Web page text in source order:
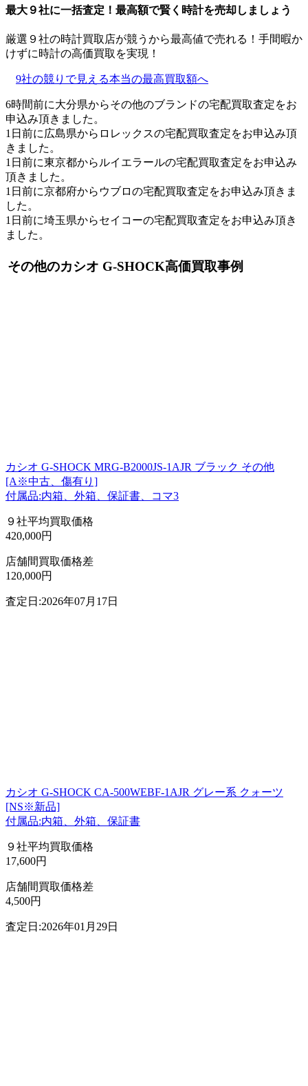
最大９社に一括査定！ 最高額で賢く時計を売却しましょう
厳選９社の時計買取店が競うから最高値で売れる！手間暇か
けずに時計の高価買取を実現！
9社の競りで見える本当の最高買取額へ
6時間前に大分県からその他のブランドの宅配買取査定をお
申込み頂きました。
1日前に広島県からロレックスの宅配買取査定をお申込み頂
きました。
1日前に東京都からルイエラールの宅配買取査定をお申込み
頂きました。
1日前に京都府からウブロの宅配買取査定をお申込み頂きま
した。
1日前に埼玉県からセイコーの宅配買取査定をお申込み頂き
ました。
その他のカシオ G-SHOCK高価買取事例
カシオ G-SHOCK MRG-B2000JS-1AJR ブラック その他
[A※中古、傷有り]
付属品:内箱、外箱、保証書、コマ3
９社平均買取価格
420,000円
店舗間買取価格差
120,000円
査定日:2026年07月17日
カシオ G-SHOCK CA-500WEBF-1AJR グレー系 クォーツ
[NS※新品]
付属品:内箱、外箱、保証書
９社平均買取価格
17,600円
店舗間買取価格差
4,500円
査定日:2026年01月29日